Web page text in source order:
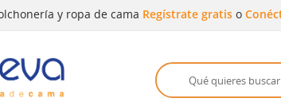
y ropa de cama Regístrate gratis o